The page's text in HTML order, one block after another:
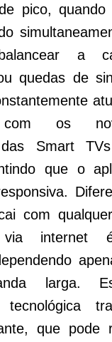
pico, quando
a
quedas de
com os
das Smart
que o
com
via internet
larga.
tecnológica
que pode